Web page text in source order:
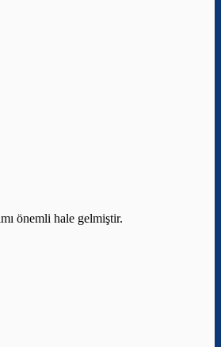
önemli hale gelmiştir.